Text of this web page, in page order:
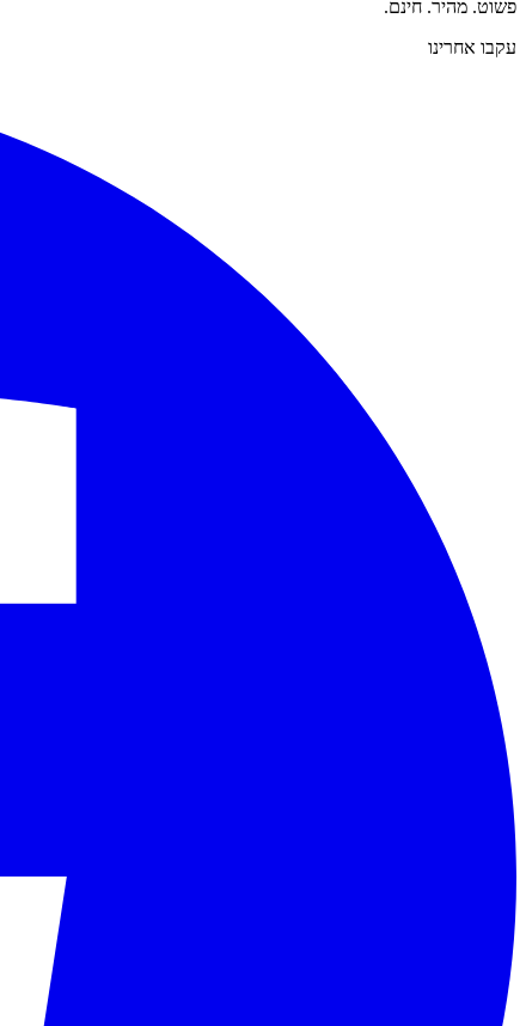
פשוט. מהיר. חינם.
עקבו אחרינו